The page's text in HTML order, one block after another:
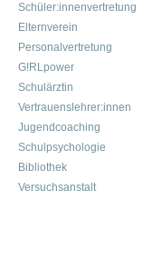
Schüler:innenvertretung
Elternverein
Personalvertretung
G!RLpower
Schulärztin
Vertrauenslehrer:innen
Jugendcoaching
Schulpsychologie
Bibliothek
Versuchsanstalt